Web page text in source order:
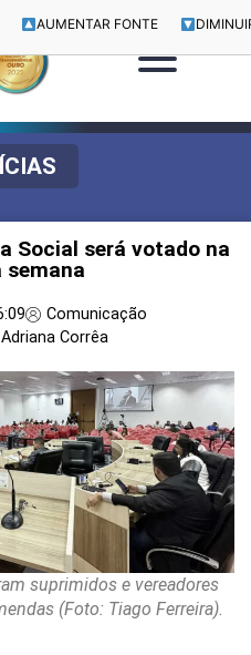
AUMENTAR FONTE
Social será votado na
semana
Comunicação
Corrêa
suprimidos e vereadores
(Foto: Tiago Ferreira).